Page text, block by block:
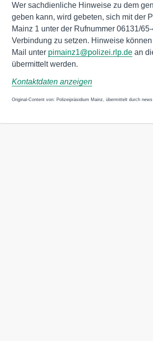
Wer sachdienliche Hinweise zu dem
geben kann, wird gebeten, sich mit der
Mainz 1 unter der Rufnummer 06131/
Verbindung zu setzen. Hinweise
Mail unter pimainz1@polizei.rlp.de an
übermittelt werden.
Kontaktdaten anzeigen
Original-Content von: Polizeipräsidium Mainz, übermittelt durch news